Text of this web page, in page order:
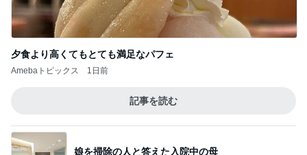
夕食より高くてもとても満足なパフェ
Amebaトピックス 1日前
記事を読む
娘を掃除の人と答えた入院中の母